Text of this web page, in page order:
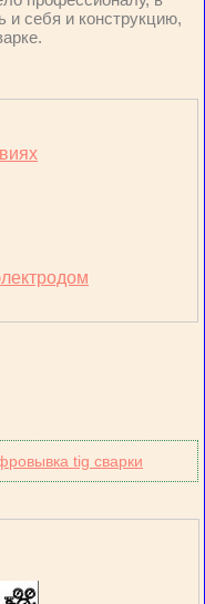
и себя и конструкцию,
tig сварки